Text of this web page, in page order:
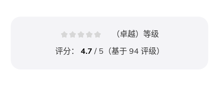
（卓越）等级
评分： 4.7/ 5（基于94 评级）